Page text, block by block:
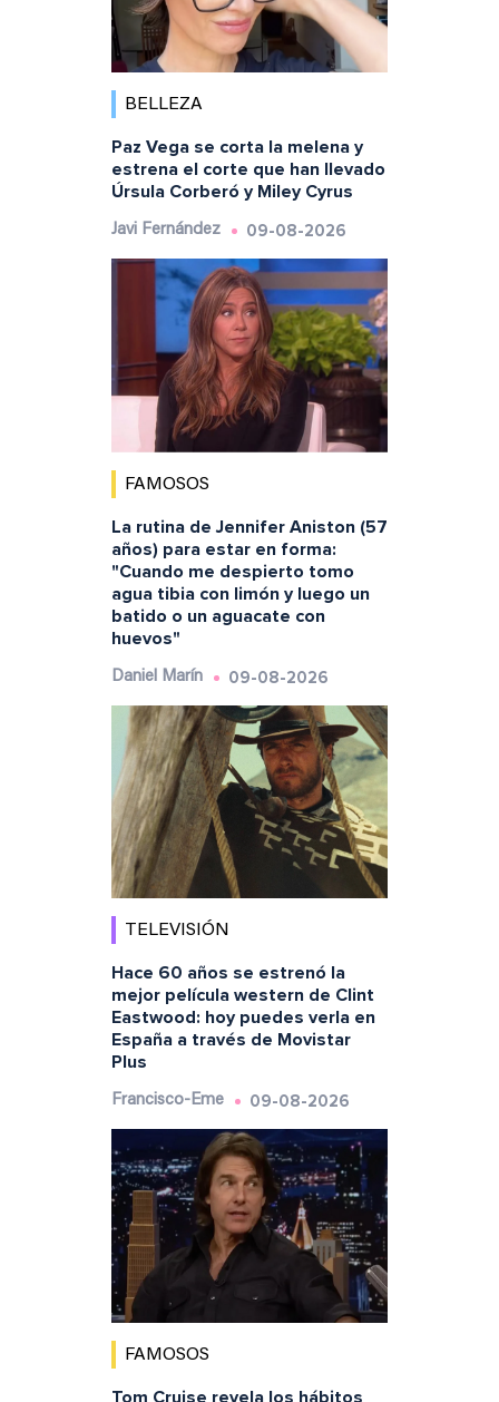
BELLEZA
Paz Vega se corta la melena y
estrena el corte que han llevado
Úrsula Corberó y Miley Cyrus
Javi Fernández 09-08-2026
FAMOSOS
La rutina de Jennifer Aniston (57
años) para estar en forma:
"Cuando me despierto tomo
agua tibia con limón y luego un
batido o un aguacate con
huevos"
Daniel Marín 09-08-2026
TELEVISIÓN
Hace 60 años se estrenó la
mejor película western de Clint
Eastwood: hoy puedes verla en
España a través de Movistar
Plus
Francisco-Eme 09-08-2026
FAMOSOS
Tom Cruise revela los hábitos